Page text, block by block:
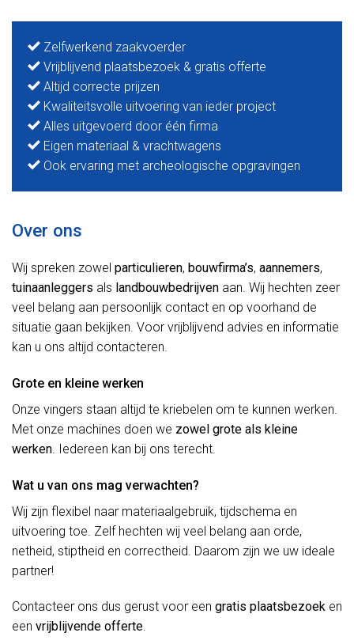
Zelfwerkend zaakvoerder
Vrijblijvend plaatsbezoek & gratis offerte
Altijd correcte prijzen
Kwaliteitsvolle uitvoering van ieder project
Alles uitgevoerd door één firma
Eigen materiaal & vrachtwagens
Ook ervaring met archeologische opgravingen
Over ons
Wij spreken zowel particulieren, bouwfirma’s, aannemers,
tuinaanleggers als landbouwbedrijven aan. Wij hechten zeer
veel belang aan persoonlijk contact en op voorhand de
situatie gaan bekijken. Voor vrijblijvend advies en informatie
kan u ons altijd contacteren.
Grote en kleine werken
Onze vingers staan altijd te kriebelen om te kunnen werken.
Met onze machines doen we zowel grote als kleine
werken. Iedereen kan bij ons terecht.
Wat u van ons mag verwachten?
Wij zijn flexibel naar materiaalgebruik, tijdschema en
uitvoering toe. Zelf hechten wij veel belang aan orde,
netheid, stiptheid en correctheid. Daarom zijn we uw ideale
partner!
Contacteer ons dus gerust voor een gratis plaatsbezoek en
een vrijblijvende offerte.